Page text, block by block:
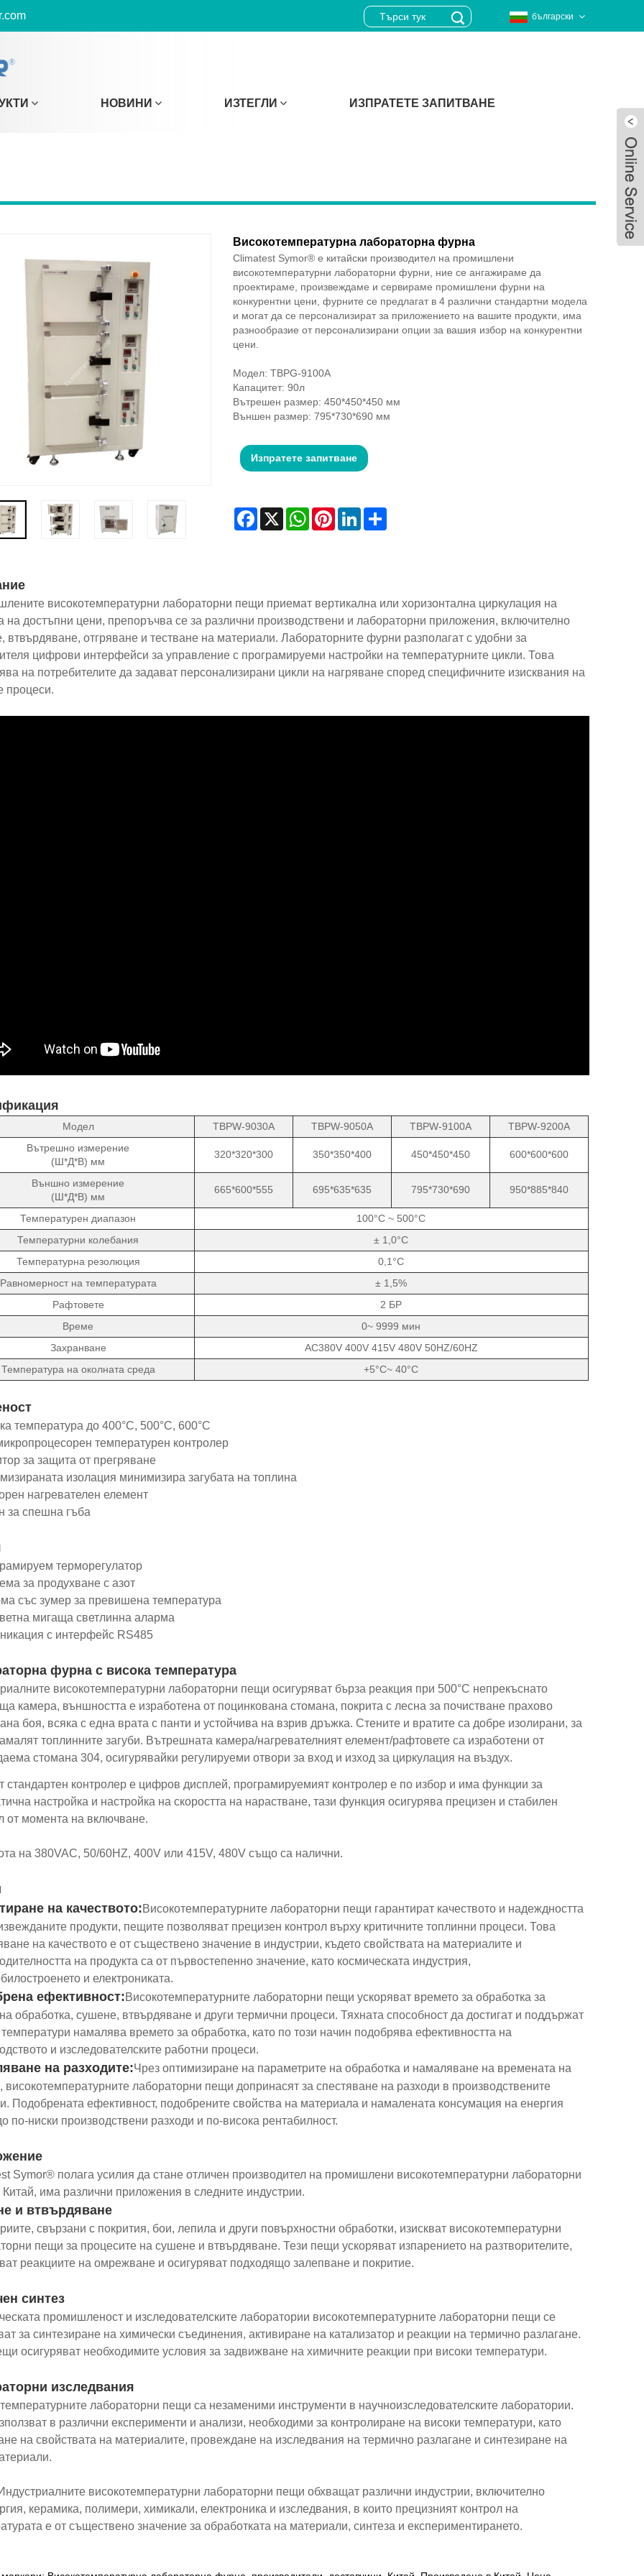
български
НОВИНИ ИЗТЕГЛИ ИЗПРАТЕТЕ ЗАПИТВАНЕ
Високотемпературна лабораторна фурна
Climatest Symor® е китайски производител на промишлени
високотемпературни лабораторни фурни, ние се ангажираме да
проектираме, произвеждаме и сервираме промишлени фурни на
конкурентни цени, фурните се предлагат в 4 различни стандартни модела
и могат да се персонализират за приложението на вашите продукти, има
разнообразие от персонализирани опции за вашия избор на конкурентни
цени.
Модел: TBPG-9100A
Капацитет: 90л
Вътрешен размер: 450*450*450 мм
Външен размер: 795*730*690 мм
Изпратете запитване
Facebook
X WhatsAppPinterestLinkedInShare
високотемпературни лабораторни пещи приемат вертикална или хоризонтална циркулация на
на достъпни цени, препоръчва се за различни производствени и лабораторни приложения, включително
втвърдяване, отгряване и тестване на материали. Лабораторните фурни разполагат с удобни за
цифрови интерфейси за управление с програмируеми настройки на температурните цикли. Това
на потребителите да задават персонализирани цикли на нагряване според специфичните изисквания на
процеси.
Модел TBPW-9030A TBPW-9050A TBPW-9100A
TBPW-9200A
Вътрешно измерение
(Ш*Д*В) мм
320*320*300 350*350*400 450*450*450 600*600*600
Външно измерение
(Ш*Д*В) мм
665*600*555 695*635*635 795*730*690 950*885*840
Температурен диапазон
100°C ~ 500°C
Температурни колебания
± 1,0°C
Температурна резолюция
0,1°C
Равномерност на температурата
± 1,5%
Рафтовете
2 БР
Време
0~ 9999 мин
Захранване
AC380V 400V 415V 480V 50HZ/60HZ
Температура на околната среда
+5°C~ 40°C
температура до 400°C, 500°C, 600°C
температурен контролер
за защита от прегряване
изолация минимизира загубата на топлина
нагревателен елемент
за спешна гъба
терморегулатор
за продухване с азот
със зумер за превишена температура
мигаща светлинна аларма
с интерфейс RS485
фурна с висока температура
високотемпературни лабораторни пещи осигуряват бърза реакция при 500°C непрекъснато
камера, външността е изработена от поцинкована стомана, покрита с лесна за почистване прахово
боя, всяка с една врата с панти и устойчива на взрив дръжка. Стените и вратите са добре изолирани, за
топлинните загуби. Вътрешната камера/нагревателният елемент/рафтовете са изработени от
стомана 304, осигурявайки регулируеми отвори за вход и изход за циркулация на въздух.
стандартен контролер е цифров дисплей, програмируемият контролер е по избор и има функции за
настройка и настройка на скоростта на нарастване, тази функция осигурява прецизен и стабилен
от момента на включване.
на 380VAC, 50/60HZ, 400V или 415V, 480V също са налични.
на качеството:Високотемпературните лабораторни пещи гарантират качеството и надеждността
продукти, пещите позволяват прецизен контрол върху критичните топлинни процеси. Това
на качеството е от съществено значение в индустрии, където свойствата на материалите и
на продукта са от първостепенно значение, като космическата индустрия,
и електрониката.
ефективност:Високотемпературните лабораторни пещи ускоряват времето за обработка за
обработка, сушене, втвърдяване и други термични процеси. Тяхната способност да достигат и поддържат
намалява времето за обработка, като по този начин подобрява ефективността на
и изследователските работни процеси.
на разходите:Чрез оптимизиране на параметрите на обработка и намаляване на времената на
високотемпературните лабораторни пещи допринасят за спестяване на разходи в производствените
Подобрената ефективност, подобрените свойства на материала и намалената консумация на енергия
по-ниски производствени разходи и по-висока рентабилност.
Symor® полага усилия да стане отличен производител на промишлени високотемпературни лабораторни
има различни приложения в следните индустрии.
и втвърдяване
свързани с покрития, бои, лепила и други повърхностни обработки, изискват високотемпературни
пещи за процесите на сушене и втвърдяване. Тези пещи ускоряват изпарението на разтворителите,
реакциите на омрежване и осигуряват подходящо залепване и покритие.
синтез
промишленост и изследователските лаборатории високотемпературните лабораторни пещи се
за синтезиране на химически съединения, активиране на катализатор и реакции на термично разлагане.
осигуряват необходимите условия за задвижване на химичните реакции при високи температури.
изследвания
лабораторни пещи са незаменими инструменти в научноизследователските лаборатории.
в различни експерименти и анализи, необходими за контролиране на високи температури, като
на свойствата на материалите, провеждане на изследвания на термично разлагане и синтезиране на
високотемпературни лабораторни пещи обхващат различни индустрии, включително
керамика, полимери, химикали, електроника и изследвания, в които прецизният контрол на
е от съществено значение за обработката на материали, синтеза и експериментирането.